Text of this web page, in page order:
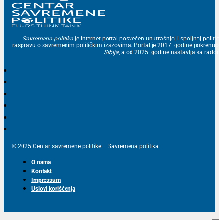
Savremena politika je internet portal posvećen unutrašnjoj i spoljnoj
raspravu o savremenim političkim izazovima. Portal je 2017. godine
Srbija, a od 2025. godine nastavlja sa
© 2025 Centar savremene politike – Savremena politika
O nama
Kontakt
Impressum
Uslovi korišćenja